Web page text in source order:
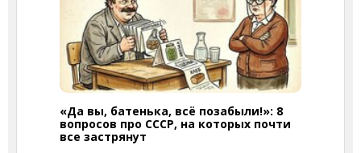
«Да вы, батенька, всё позабыли!»: 8
вопросов про СССР, на которых почти
все застрянут